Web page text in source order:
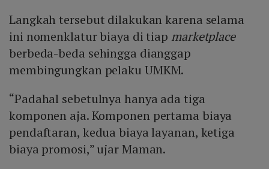
Langkah tersebut dilakukan karena selama
ini nomenklatur biaya di tiap marketplace
berbeda-beda sehingga dianggap
membingungkan pelaku UMKM.
“Padahal sebetulnya hanya ada tiga
komponen aja. Komponen pertama biaya
pendaftaran, kedua biaya layanan, ketiga
biaya promosi,” ujar Maman.